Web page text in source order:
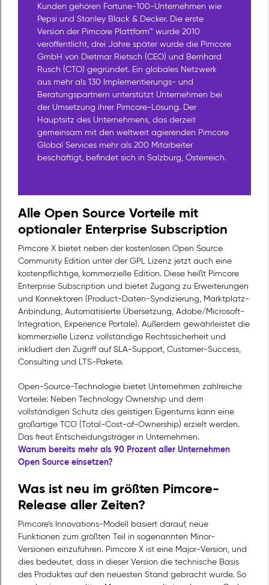
Kunden gehören Fortune-100-Unternehmen wie
Pepsi und Stanley Black & Decker. Die erste
Version der Pimcore Plattform™ wurde 2010
veröffentlicht, drei Jahre später wurde die Pimcore
GmbH von Dietmar Rietsch (CEO) und Bernhard
Rusch (CTO) gegründet. Ein globales Netzwerk
aus mehr als 130 Implementierungs- und
Beratungspartnern unterstützt Unternehmen bei
der Umsetzung ihrer Pimcore-Lösung. Der
Hauptsitz des Unternehmens, das derzeit
gemeinsam mit den weltweit agierenden Pimcore
Global Services mehr als 200 Mitarbeiter
beschäftigt, befindet sich in Salzburg, Österreich.
Alle Open Source Vorteile mit
optionaler Enterprise Subscription
Pimcore X bietet neben der kostenlosen Open Source
Community Edition unter der GPL Lizenz jetzt auch eine
kostenpflichtige, kommerzielle Edition. Diese heißt Pimcore
Enterprise Subscription und bietet Zugang zu Erweiterungen
und Konnektoren (Product-Daten-Syndizierung, Marktplatz-
Anbindung, Automatisierte Übersetzung, Adobe/Microsoft-
Integration, Experience Portale). Außerdem gewährleistet die
kommerzielle Lizenz vollständige Rechtssicherheit und
inkludiert den Zugriff auf SLA-Support, Customer-Success,
Consulting und LTS-Pakete.
Open-Source-Technologie bietet Unternehmen zahlreiche
Vorteile: Neben Technology Ownership und dem
vollständigen Schutz des geistigen Eigentums kann eine
großartige TCO (Total-Cost-of-Ownership) erzielt werden.
Das freut Entscheidungsträger in Unternehmen.
Warum bereits mehr als 90 Prozent aller Unternehmen
Open Source einsetzen?
Was ist neu im größten Pimcore-
Release aller Zeiten?
Pimcore‘s Innovations-Modell basiert darauf, neue
Funktionen zum größten Teil in sogenannten Minor-
Versionen einzuführen. Pimcore X ist eine Major-Version, und
dies bedeutet, dass in dieser Version die technische Basis
des Produktes auf den neuesten Stand gebracht wurde. So